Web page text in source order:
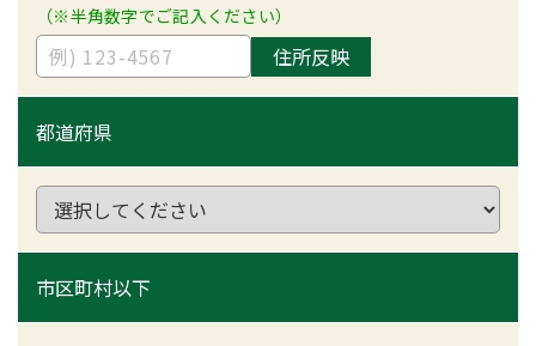
（※半角数字でご記入ください）
住所反映
都道府県
市区町村以下